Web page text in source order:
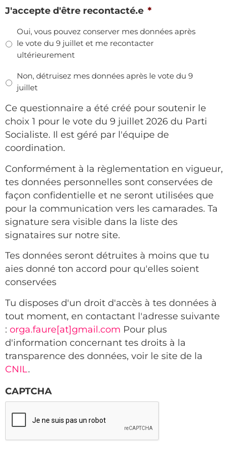
J'accepte d'être recontacté.e *
Oui, vous pouvez conserver mes données après
le vote du 9 juillet et me recontacter
ultérieurement
Non, détruisez mes données après le vote du 9
juillet
Ce questionnaire a été créé pour soutenir le
choix 1 pour le vote du 9 juillet 2026 du Parti
Socialiste. Il est géré par l'équipe de
coordination.
Conformément à la règlementation en vigueur,
tes données personnelles sont conservées de
façon confidentielle et ne seront utilisées que
pour la communication vers les camarades. Ta
signature sera visible dans la liste des
signataires sur notre site.
Tes données seront détruites à moins que tu
aies donné ton accord pour qu'elles soient
conservées
Tu disposes d'un droit d'accès à tes données à
tout moment, en contactant l'adresse suivante
: orga.faure[at]gmail.com Pour plus
d'information concernant tes droits à la
transparence des données, voir le site de la
CNIL.
CAPTCHA